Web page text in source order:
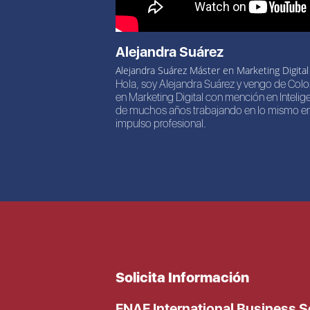
Alejandra Suárez
Alejandra Suárez Máster en Marketing Digital
Hola, soy Alejandra Suárez y vengo de
en Marketing Digital con mención en
de muchos años trabajando en lo mismo
impulso profesional.
Solicita Información